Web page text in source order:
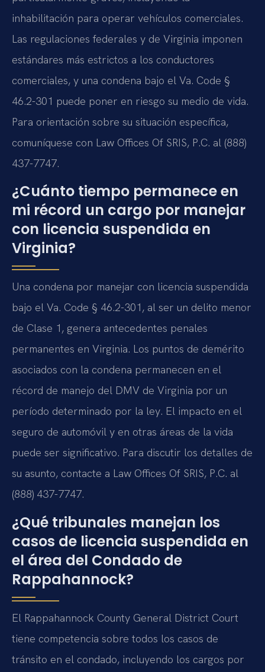
inhabilitación para operar vehículos comerciales.
Las regulaciones federales y de Virginia imponen
estándares más estrictos a los conductores
comerciales, y una condena bajo el Va. Code §
46.2-301 puede poner en riesgo su medio de vida.
Para orientación sobre su situación específica,
comuníquese con Law Offices Of SRIS, P.C. al (888)
437-7747.
¿Cuánto tiempo permanece en
mi récord un cargo por manejar
con licencia suspendida en
Virginia?
Una condena por manejar con licencia suspendida
bajo el Va. Code § 46.2-301, al ser un delito menor
de Clase 1, genera antecedentes penales
permanentes en Virginia. Los puntos de demérito
asociados con la condena permanecen en el
récord de manejo del DMV de Virginia por un
período determinado por la ley. El impacto en el
seguro de automóvil y en otras áreas de la vida
puede ser significativo. Para discutir los detalles de
su asunto, contacte a Law Offices Of SRIS, P.C. al
(888) 437-7747.
¿Qué tribunales manejan los
casos de licencia suspendida en
el área del Condado de
Rappahannock?
El Rappahannock County General District Court
tiene competencia sobre todos los casos de
tránsito en el condado, incluyendo los cargos por